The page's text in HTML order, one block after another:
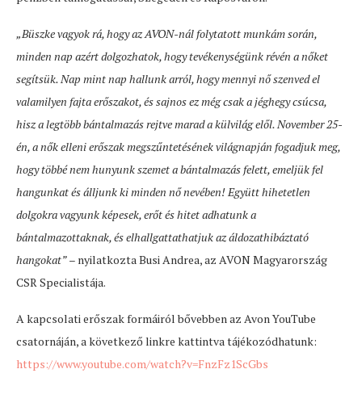
„Büszke vagyok rá, hogy az AVON-nál folytatott munkám során,
minden nap azért dolgozhatok, hogy tevékenységünk révén a nőket
segítsük. Nap mint nap hallunk arról, hogy mennyi nő szenved el
valamilyen fajta erőszakot, és sajnos ez még csak a jéghegy csúcsa,
hisz a legtöbb bántalmazás rejtve marad a külvilág elől. November 25-
én, a nők elleni erőszak megszűntetésének világnapján fogadjuk meg,
hogy többé nem hunyunk szemet a bántalmazás felett, emeljük fel
hangunkat és álljunk ki minden nő nevében! Együtt hihetetlen
dolgokra vagyunk képesek, erőt és hitet adhatunk a
bántalmazottaknak, és elhallgattathatjuk az áldozathibáztató
hangokat”– nyilatkozta Busi Andrea, az AVON Magyarország
CSR Specialistája.
A kapcsolati erőszak formáiról bővebben az Avon YouTube
csatornáján, a következő linkre kattintva tájékozódhatunk:
https://www.youtube.com/watch?v=FnzFz1ScGbs